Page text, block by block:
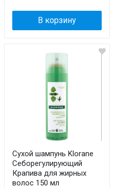
В корзину
Сухой шампунь Klorane
Себорегулирующий
Крапива для жирных
волос 150 мл